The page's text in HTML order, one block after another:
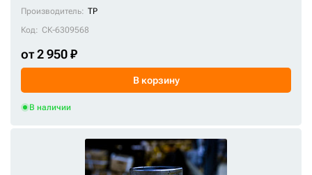
Производитель: TP
Код: СК-6309568
от 2 950 ₽
В корзину
В наличии
131004-00016B
131004-00018
131004-00020A
131004-00021A
131004-00022A
131004-00023А